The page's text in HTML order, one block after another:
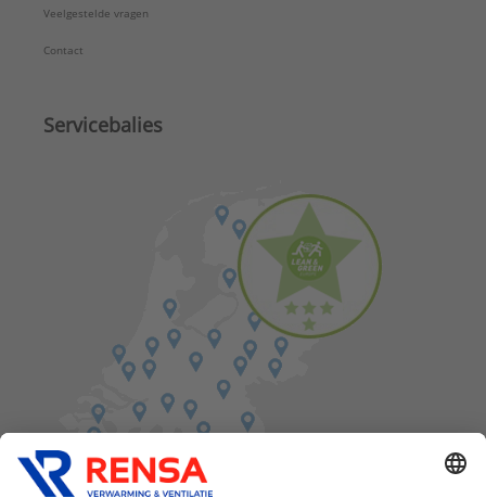
Veelgestelde vragen
Contact
Servicebalies